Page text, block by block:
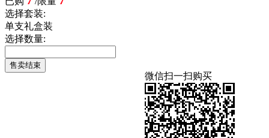
选择套装:
单支礼盒装
选择数量:
售卖结束
微信扫一扫购买